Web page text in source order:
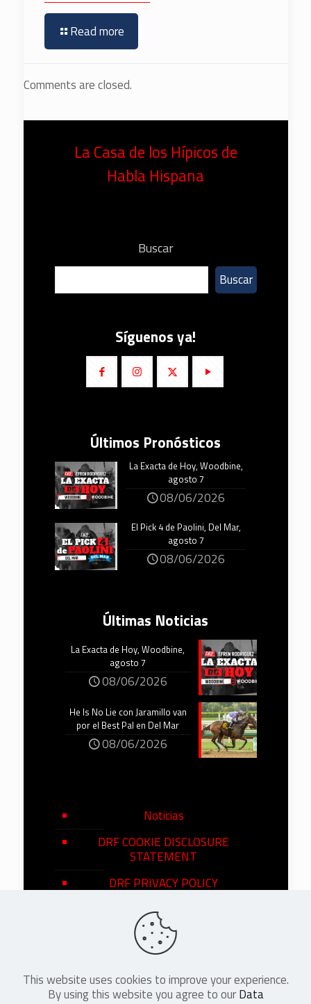
Read more
Comments are closed.
La Casa de los Hípicos de
Habla Hispana
Buscar
Buscar
Síguenos ya!
Últimos Pronósticos
La Exacta de Hoy, Woodbine,
agosto 7
08/06/2026
El Pick 4 de Paolini, Del Mar,
agosto 7
08/06/2026
Últimas Noticias
La Exacta de Hoy, Woodbine,
agosto 7
08/06/2026
He Is No Lie con Jaramillo van
por el Best Pal en Del Mar
08/06/2026
Noticias
DRF COOKIE DISCLOSURE
STATEMENT
DRF PRIVACY POLICY
©2026DRF en Español. All Rights
This website uses cookies to improve your experience.
By using this website you agree to ourData